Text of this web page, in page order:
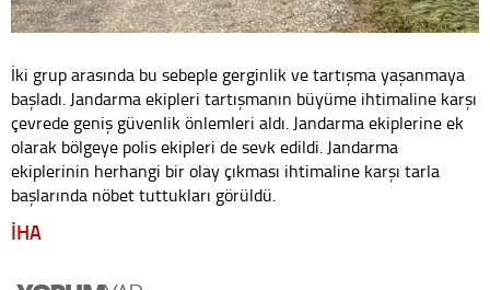
İki grup arasında bu sebeple gerginlik ve tartışma yaşanmaya
başladı. Jandarma ekipleri tartışmanın büyüme ihtimaline karşı
çevrede geniş güvenlik önlemleri aldı. Jandarma ekiplerine ek
olarak bölgeye polis ekipleri de sevk edildi. Jandarma
ekiplerinin herhangi bir olay çıkması ihtimaline karşı tarla
başlarında nöbet tuttukları görüldü.
İHA